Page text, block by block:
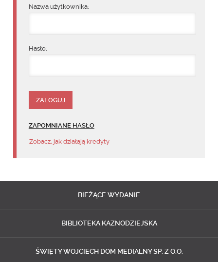
Nazwa użytkownika:
Hasło:
ZAPOMNIANE HASŁO
Zobacz, jak działają kredyty
BIEŻĄCE WYDANIE
BIBLIOTEKA KAZNODZIEJSKA
ŚWIĘTY WOJCIECH DOM MEDIALNY SP. Z O.O.